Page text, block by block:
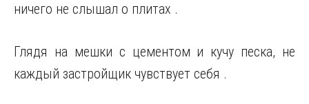
ничего не слышал о плитах .
Глядя на мешки с цементом и кучу песка, не
каждый застройщик чувствует себя .